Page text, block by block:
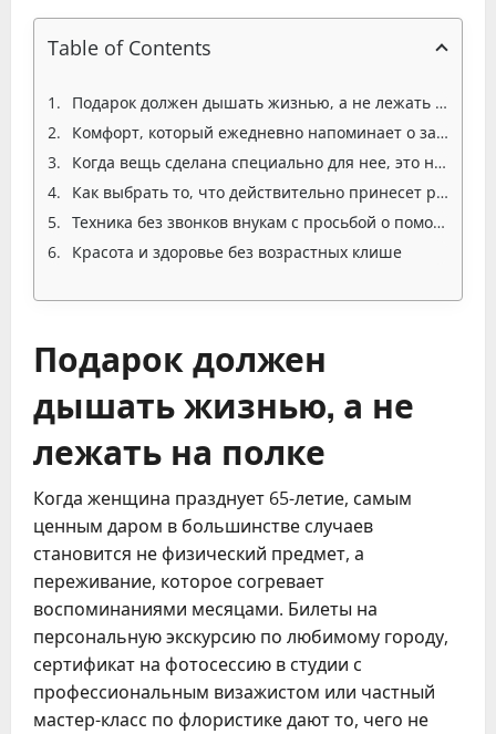
Table of Contents
Подарок должен дышать жизнью, а не лежать на полке
Комфорт, который ежедневно напоминает о заботе
Когда вещь сделана специально для нее, это не просто сувенир
Как выбрать то, что действительно принесет радость вместо разочарования
Техника без звонков внукам с просьбой о помощи
Красота и здоровье без возрастных клише
Подарок должен
дышать жизнью, а не
лежать на полке
Когда женщина празднует 65-летие, самым
ценным даром в большинстве случаев
становится не физический предмет, а
переживание, которое согревает
воспоминаниями месяцами. Билеты на
персональную экскурсию по любимому городу,
сертификат на фотосессию в студии с
профессиональным визажистом или частный
мастер-класс по флористике дают то, чего не